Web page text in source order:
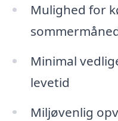
Mulighed for
Minimal
levetid
Miljøvenlig